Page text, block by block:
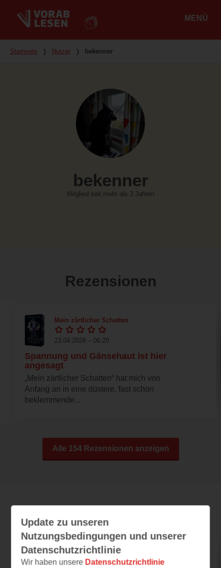
MENÜ
Du bist hier
Startseite ❭ Nutzer ❭ bekenner
bekenner
Mitglied seit mehr als 3 Jahren
Rezensionen
Mein zärtlicher Schatten
23.04.2026 – 06:20
Spannung und Gänsehaut ist hier
angesagt
„Mein zärtlicher Schatten“ hat mich von
Anfang an in eine düstere, fast schon
beklemmende...
Alle 154 Rezensionen anzeigen
Leseeindrücke
Solange ein Streichholz brennt
Update zu unseren
Nutzungsbedingungen und unserer
Datenschutzrichtlinie
Wir haben unsere Datenschutzrichtlinie